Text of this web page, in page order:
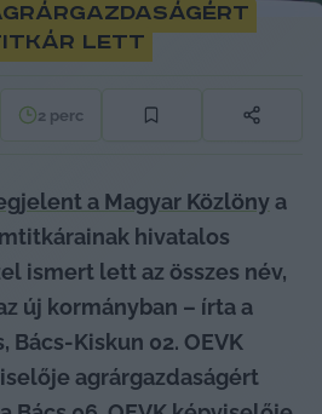
lett
2 perc
a Magyar Közlöny a
hivatalos
ismert lett az összes név,
Bács-Kiskun 02. OEVK
agrárgazdaságért